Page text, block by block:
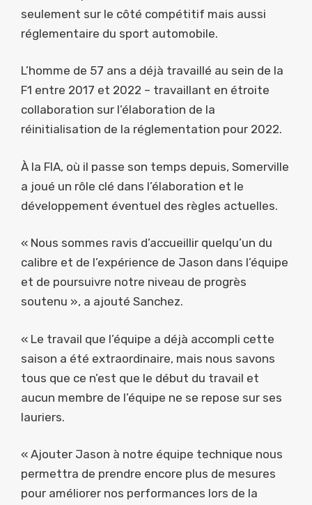
seulement sur le côté compétitif mais aussi
réglementaire du sport automobile.
L’homme de 57 ans a déjà travaillé au sein de la
F1 entre 2017 et 2022 – travaillant en étroite
collaboration sur l’élaboration de la
réinitialisation de la réglementation pour 2022.
À la FIA, où il passe son temps depuis, Somerville
a joué un rôle clé dans l’élaboration et le
développement éventuel des règles actuelles.
« Nous sommes ravis d’accueillir quelqu’un du
calibre et de l’expérience de Jason dans l’équipe
et de poursuivre notre niveau de progrès
soutenu », a ajouté Sanchez.
« Le travail que l’équipe a déjà accompli cette
saison a été extraordinaire, mais nous savons
tous que ce n’est que le début du travail et
aucun membre de l’équipe ne se repose sur ses
lauriers.
« Ajouter Jason à notre équipe technique nous
permettra de prendre encore plus de mesures
pour améliorer nos performances lors de la